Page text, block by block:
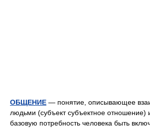
ОБЩЕНИЕ — понятие, описывающее
людьми (субъект субъектное отношение)
базовую потребность человека быть